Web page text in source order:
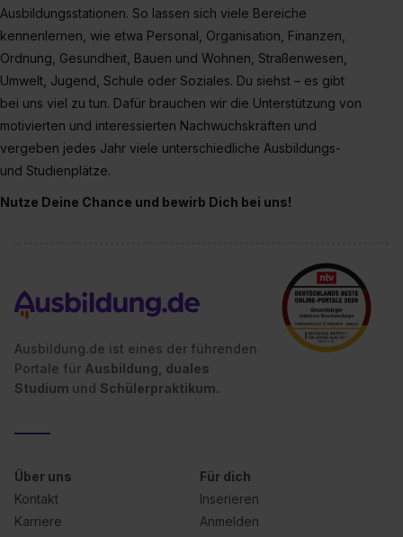
Ausbildungsstationen. So lassen sich viele Bereiche
kennenlernen, wie etwa Personal, Organisation, Finanzen,
Ordnung, Gesundheit, Bauen und Wohnen, Straßenwesen,
Umwelt, Jugend, Schule oder Soziales. Du siehst – es gibt
bei uns viel zu tun. Dafür brauchen wir die Unterstützung von
motivierten und interessierten Nachwuchskräften und
vergeben jedes Jahr viele unterschiedliche Ausbildungs-
und Studienplätze.
Nutze Deine Chance und bewirb Dich bei uns!
Ausbildung.de ist eines der führenden
Portale für Ausbildung, duales
Studium und Schülerpraktikum.
Über uns
Kontakt
Karriere
Für dich
Inserieren
Anmelden